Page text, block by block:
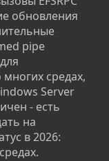
обновления
pipe
средах,
Server
- есть
на
в 2026: